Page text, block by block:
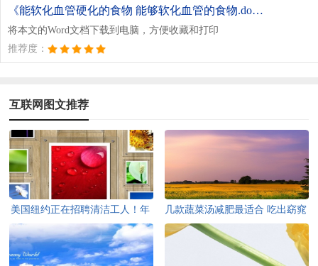
《能软化血管硬化的食物 能够软化血管的食物.doc》
将本文的Word文档下载到电脑，方便收藏和打印
推荐度：
互联网图文推荐
美国纽约正在招聘清洁工人！年
薪最高$8.3w！高中文凭即可
几款蔬菜汤减肥最适合 吃出窈窕
淑女！